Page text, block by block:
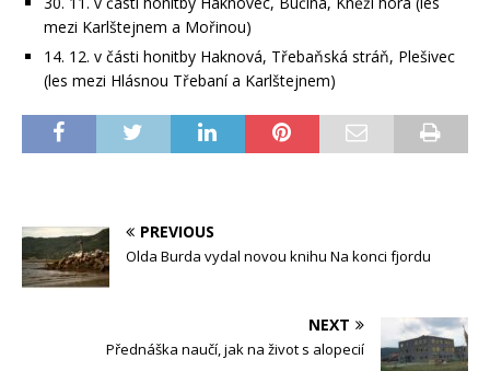
mezi Karlštejnem a Mořinou)
14. 12. v části honitby Haknová, Třebaňská stráň, Plešivec
(les mezi Hlásnou Třebaní a Karlštejnem)
PREVIOUS
Olda Burda vydal novou knihu Na konci fjordu
NEXT
Přednáška naučí, jak na život s alopecií